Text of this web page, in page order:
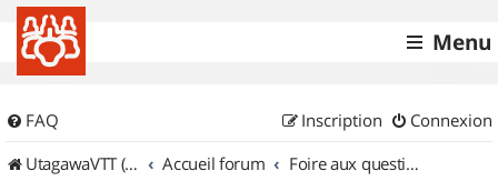
Menu
FAQ Connexion
Inscription
UtagawaVTT (Randos VTT et VTTAE avec traces GPS)
Accueil forum Foire aux questions